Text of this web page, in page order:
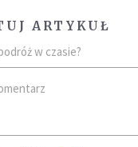
ARTYKUŁ
w czasie?